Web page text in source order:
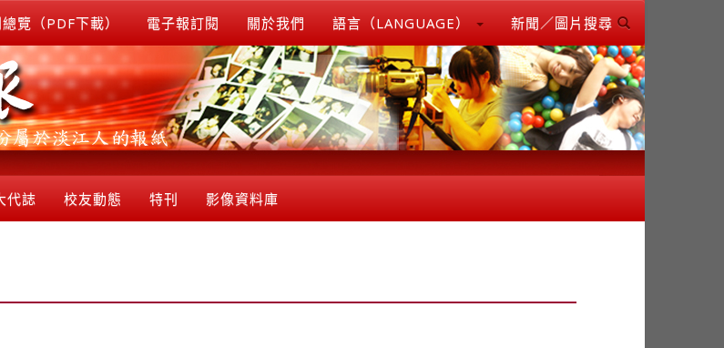
覽（PDF下載） 電子報訂閱 關於我們 語言（LANGUAGE） 新聞／圖片搜尋
代誌 校友動態 特刊 影像資料庫